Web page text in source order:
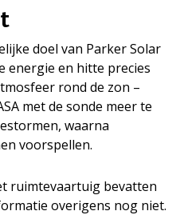
doel van Parker Solar
energie en hitte precies
rond de zon –
met de sonde meer te
waarna
voorspellen.
ruimtevaartuig bevatten
overigens nog niet.